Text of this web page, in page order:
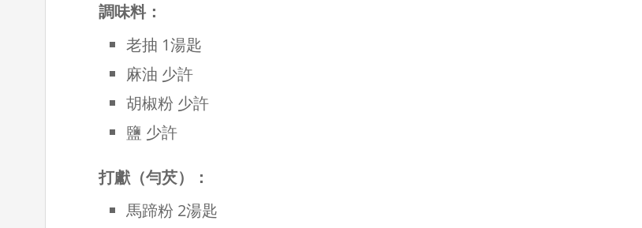
調味料：
老抽 1湯匙
麻油 少許
胡椒粉 少許
鹽 少許
打獻（勻芡）：
馬蹄粉 2湯匙